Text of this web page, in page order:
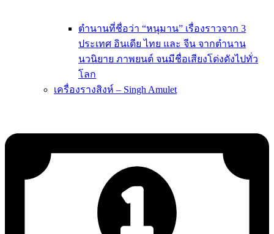
ตำนานที่ชื่อว่า “หนุมาน” เรื่องราวจาก 3
ประเทศ อินเดีย ไทย และ จีน จากตำนาน
นวนิยาย ภาพยนต์ จนมีชื่อเสียงโด่งดังไปทั่ว
โลก
เครื่องรางสิงห์ – Singh Amulet